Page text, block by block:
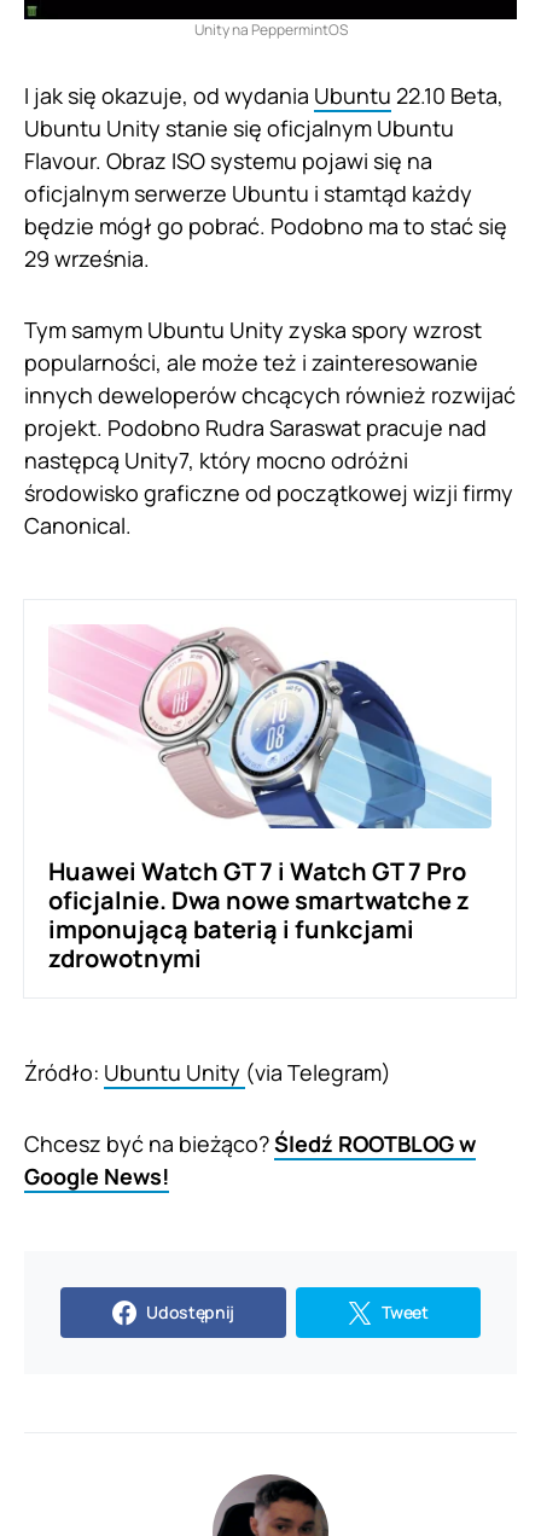
Unity na PeppermintOS
I jak się okazuje, od wydania Ubuntu 22.10 Beta,
Ubuntu Unity stanie się oficjalnym Ubuntu
Flavour. Obraz ISO systemu pojawi się na
oficjalnym serwerze Ubuntu i stamtąd każdy
będzie mógł go pobrać. Podobno ma to stać się
29 września.
Tym samym Ubuntu Unity zyska spory wzrost
popularności, ale może też i zainteresowanie
innych deweloperów chcących również rozwijać
projekt. Podobno Rudra Saraswat pracuje nad
następcą Unity7, który mocno odróżni
środowisko graficzne od początkowej wizji firmy
Canonical.
Huawei Watch GT 7 i Watch GT 7 Pro
oficjalnie. Dwa nowe smartwatche z
imponującą baterią i funkcjami
zdrowotnymi
Źródło: Ubuntu Unity (via Telegram)
Chcesz być na bieżąco?Śledź ROOTBLOG w
Google News!
Udostępnij Tweet